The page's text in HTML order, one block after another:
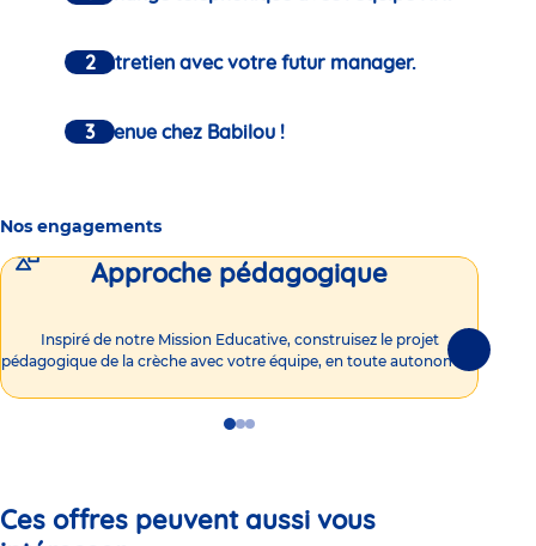
Un entretien avec votre futur manager.
Bienvenue chez Babilou !
Nos engagements
Approche pédagogique
Inspiré de notre Mission Educative, construisez le projet
pédagogique de la crèche avec votre équipe, en toute autonomie !
GoGoGo
Ces offres peuvent aussi vous